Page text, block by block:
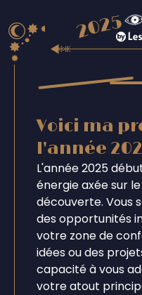
Voici ma
l'année
L'année 2025
énergie axée sur
découverte. Vous
des opportunités
votre zone de
idées ou des
capacité à vous
votre atout